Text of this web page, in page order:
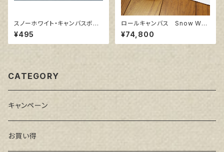
スノーホワイト・キャンバスボー
ド F4 サイズ 333㎜x242
㎜
¥495
ロールキャンバス Snow Whit
e SPC 206㎝巾×10m巻
¥74,800
CATEGORY
キャンペーン
お買い得